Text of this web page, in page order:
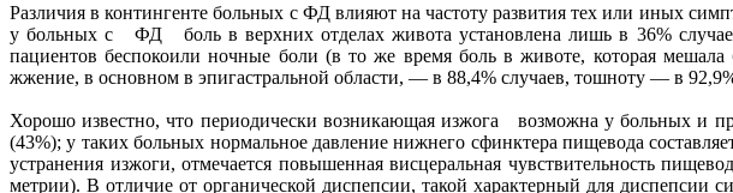
Различия в контингенте больных с ФД влияют на частоту развития тех или иных
у больных с ФД боль в верхних отделах живота установлена лишь в 36%
пациентов беспокоили ночные боли (в то же время боль в животе, которая
жжение, в основном в эпигастральной области, — в 88,4% случаев, тошноту — в
Хорошо известно, что периодически возникающая изжога возможна у больных и
(43%); у таких больных нормальное давление нижнего сфинктера пищевода
устранения изжоги, отмечается повышенная висцеральная чувствительность
метрии). В отличие от органической диспепсии, такой характерный для